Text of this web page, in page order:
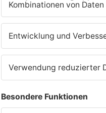
Wegen eines Duells
war geprägt von
20 Jahre im
er einige
wichtigen Vertretern
gegenüber den
sich diese gegen das